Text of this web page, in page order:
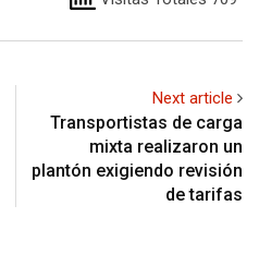
Next article
Transportistas de carga
mixta realizaron un
plantón exigiendo revisión
de tarifas